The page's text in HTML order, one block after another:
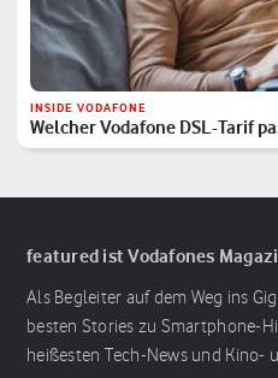
INSIDE VODAFONE
Welcher Vodafone DSL-Tarif
featured ist Vodafones
Als Begleiter auf dem Weg ins
besten Stories zu Smartphone-
heißesten Tech-News und Kino-